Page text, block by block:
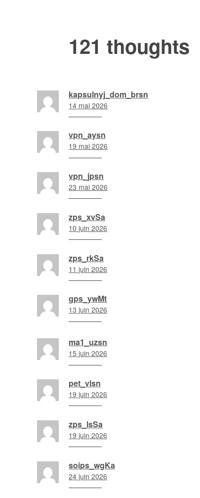
121 thoughts
kapsulnyj_dom_brsn
14 mai 2026
7
36
min
vpn_aysn
19 mai 2026
23
17
min
vpn_jpsn
23 mai 2026
16
13
min
zps_xvSa
10 juin 2026
17
52
min
zps_rkSa
11 juin 2026
15
01
min
gps_ywMt
13 juin 2026
10
17
min
ma1_uzsn
15 juin 2026
18
10
min
pet_vlsn
19 juin 2026
14
35
min
zps_lsSa
19 juin 2026
15
45
min
soips_wgKa
24 juin 2026
5